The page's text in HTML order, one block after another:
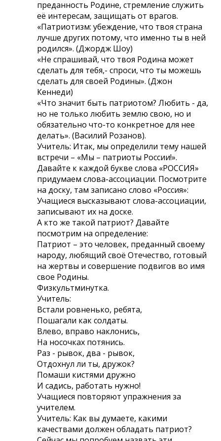
преданность Родине, стремление служить
её интересам, защищать от врагов.
«Патриотизм: убеждение, что твоя страна
лучше других потому, что именно ты в ней
родился». (Джордж Шоу)
«Не спрашивай, что твоя Родина может
сделать для тебя,- спроси, что ты можешь
сделать для своей Родины». (Джон
Кеннеди)
«Что значит быть патриотом? Любить - да,
но не только любить землю свою, но и
обязательно что-то конкретное для нее
делать». (Василий Розанов).
Учитель: Итак, мы определили тему нашей
встречи – «Мы – патриоты России!».
Давайте к каждой букве слова «РОССИЯ»
придумаем слова-ассоциации. Посмотрите
на доску, там записано слово «Россия»:
Учащиеся высказывают слова-ассоциации,
записывают их на доске.
А кто же такой патриот? Давайте
посмотрим на определение:
Патриот – это человек, преданный своему
народу, любящий своё Отечество, готовый
на жертвы и совершение подвигов во имя
свое Родины.
Физкультминутка.
Учитель:
Встали ровненько, ребята,
Пошагали как солдаты.
Влево, вправо наклонись,
На носочках потянись.
Раз - рывок, два - рывок,
Отдохнул ли ты, дружок?
Помаши кистями дружно
И садись, работать нужно!
Учащиеся повторяют упражнения за
учителем.
Учитель: Как вы думаете, какими
качествами должен обладать патриот?